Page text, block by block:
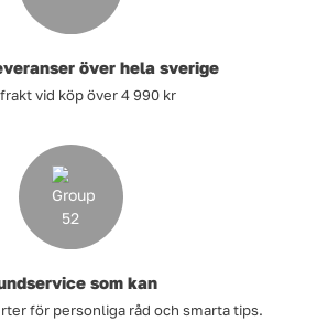
över hela sverige
vid köp över 4 990 kr
som kan
för personliga råd och smarta tips.